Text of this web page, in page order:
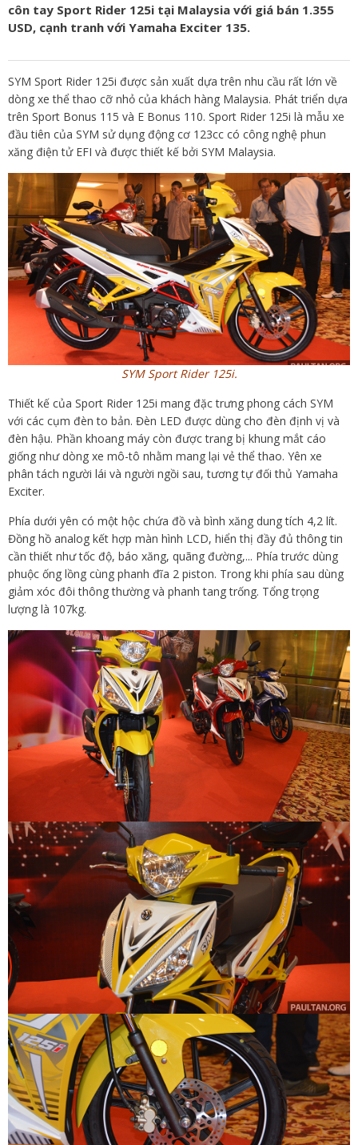
côn tay Sport Rider 125i tại Malaysia với giá bán 1.355
USD, cạnh tranh với Yamaha Exciter 135.
SYM Sport Rider 125i được sản xuất dựa trên nhu cầu rất lớn về
dòng xe thể thao cỡ nhỏ của khách hàng Malaysia. Phát triển dựa
trên Sport Bonus 115 và E Bonus 110. Sport Rider 125i là mẫu xe
đầu tiên của SYM sử dụng động cơ 123cc có công nghệ phun
xăng điện tử EFI và được thiết kế bởi SYM Malaysia.
SYM Sport Rider 125i.
Thiết kế của Sport Rider 125i mang đặc trưng phong cách SYM
với các cụm đèn to bản. Đèn LED được dùng cho đèn định vị và
đèn hậu. Phần khoang máy còn được trang bị khung mắt cáo
giống như dòng xe mô-tô nhằm mang lại vẻ thể thao. Yên xe
phân tách người lái và người ngồi sau, tương tự đối thủ Yamaha
Exciter.
Phía dưới yên có một hộc chứa đồ và bình xăng dung tích 4,2 lít.
Đồng hồ analog kết hợp màn hình LCD, hiển thị đầy đủ thông tin
cần thiết như tốc độ, báo xăng, quãng đường,... Phía trước dùng
phuộc ống lồng cùng phanh đĩa 2 piston. Trong khi phía sau dùng
giảm xóc đôi thông thường và phanh tang trống. Tổng trọng
lượng là 107kg.